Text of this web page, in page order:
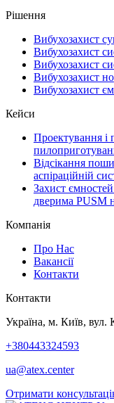
Рішення
Вибухозахист
Вибухозахист
Вибухозахист
Вибухозахист
Вибухозахист
Кейси
Проектування і
Відсікання
аспіраційній
Захист
дверима PUSM
Компанія
Про Нас
Вакансії
Контакти
Контакти
Україна, м. Київ, вул.
+380443324593
ua@atex.center
Отримати